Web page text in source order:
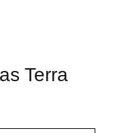
Terra